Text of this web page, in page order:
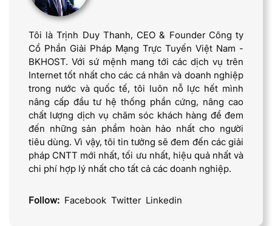
Tôi là Trịnh Duy Thanh, CEO & Founder Công ty
Cổ Phần Giải Pháp Mạng Trực Tuyến Việt Nam -
BKHOST. Với sứ mệnh mang tới các dịch vụ trên
Internet tốt nhất cho các cá nhân và doanh nghiệp
trong nước và quốc tế, tôi luôn nỗ lực hết mình
nâng cấp đầu tư hệ thống phần cứng, nâng cao
chất lượng dịch vụ chăm sóc khách hàng để đem
đến những sản phẩm hoàn hảo nhất cho người
tiêu dùng. Vì vậy, tôi tin tưởng sẽ đem đến các giải
pháp CNTT mới nhất, tối ưu nhất, hiệu quả nhất và
chi phí hợp lý nhất cho tất cả các doanh nghiệp.
Follow: Facebook Twitter Linkedin